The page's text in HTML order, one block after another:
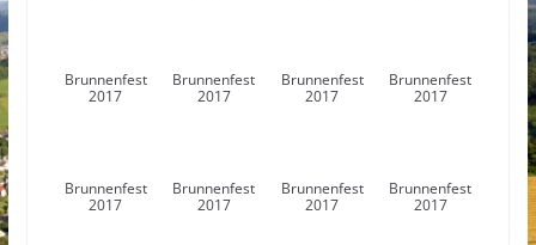
Brunnenfest
2017
Brunnenfest
2017
Brunnenfest
2017
Brunnenfest
2017
Brunnenfest
2017
Brunnenfest
2017
Brunnenfest
2017
Brunnenfest
2017